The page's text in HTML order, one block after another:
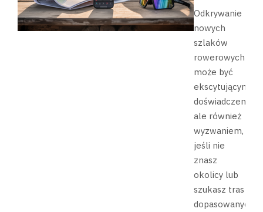
Odkrywanie
nowych
szlaków
rowerowych
może być
ekscytującym
doświadczeniem,
ale również
wyzwaniem,
jeśli nie
znasz
okolicy lub
szukasz tras
dopasowanych